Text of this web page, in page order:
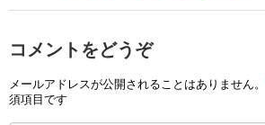
コメントをどうぞ
メールアドレスが公開されることはありません。
須項目です